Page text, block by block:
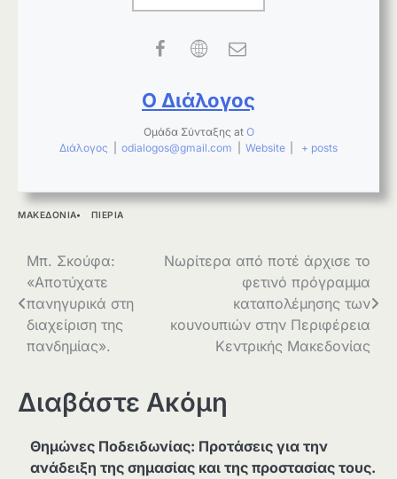
Ο Διάλογος
Ομάδα Σύνταξης at Ο
Διάλογος
odialogos@gmail.com Website + posts
ΜΑΚΕΔΟΝΙΑ ΠΙΕΡΙΑ
Πλοήγηση
άρθρων
Μπ. Σκούφα:
«Aποτύχατε
πανηγυρικά στη
διαχείριση της
πανδημίας».
Νωρίτερα από ποτέ άρχισε το
φετινό πρόγραμμα
καταπολέμησης των
κουνουπιών στην Περιφέρεια
Κεντρικής Μακεδονίας
Διαβάστε Ακόμη
Θημώνες Ποδειδωνίας: Προτάσεις για την
ανάδειξη της σημασίας και της προστασίας τους.